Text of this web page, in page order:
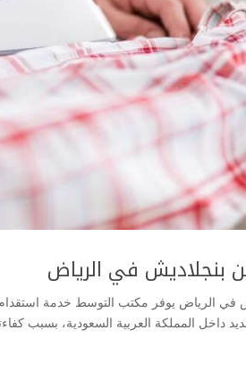
بنجلاديش في الرياض
الرياض يوفر مكتب التوسط خدمة استقدام
داخل المملكة العربية السعودية، بسبب